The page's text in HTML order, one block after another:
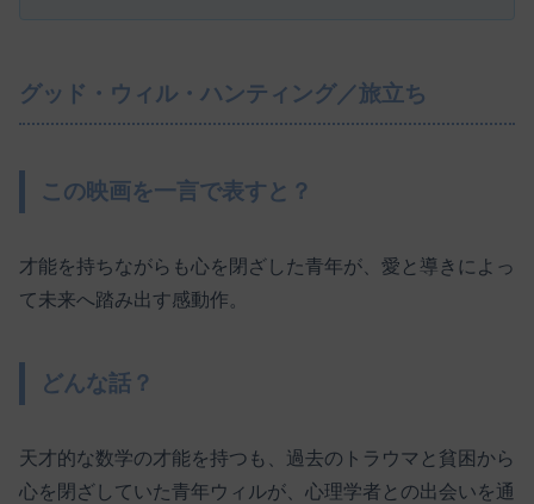
グッド・ウィル・ハンティング／旅立ち
この映画を一言で表すと？
才能を持ちながらも心を閉ざした青年が、愛と導きによっ
て未来へ踏み出す感動作。
どんな話？
天才的な数学の才能を持つも、過去のトラウマと貧困から
心を閉ざしていた青年ウィルが、心理学者との出会いを通